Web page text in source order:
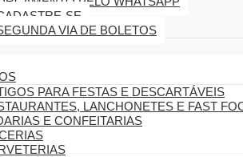
SE
VIA DE BOLETOS
PARA FESTAS E DESCARTÁVEIS
LANCHONETES E FAST
E CONFEITARIAS